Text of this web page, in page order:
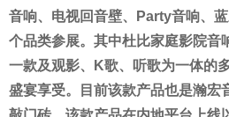
音响、电视回音壁、Party音响、
个品类参展。其中杜比家庭影院音
一款及观影、K歌、听歌为一体的
盛宴享受。目前该款产品也是瀚宏